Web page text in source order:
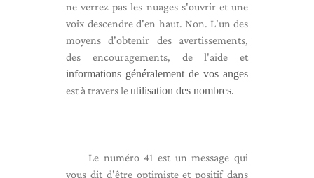
ne verrez pas les nuages ​​s'ouvrir et une
voix descendre d'en haut. Non. L'un des
moyens d'obtenir des avertissements,
des encouragements, de l'aide et
informations généralement de vos anges
est à travers leutilisation des nombres.
Le numéro 41 est un message qui
vous dit d'être optimiste et positif dans